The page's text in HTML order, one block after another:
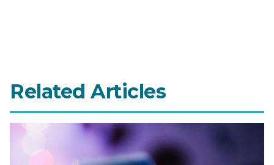
Related Articles